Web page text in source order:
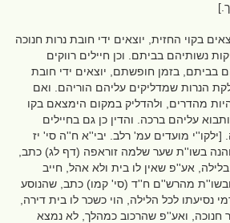
בקוי החזית, יוצאים ידי חובת נרות חנוכה
נשותיהם בביתם. וכן חיילים רווקים
בביתם, בזמן חופשתם, יוצאים ידי חובת
הנרות שמדליקים עליהם הוריהם. ואם
מהדרים, ולהדליק במקום הימצאם בקו
עליהם ברכה. והדין כן גם בחיילים
מועדים עמ' רלב. יבי''א ח''ה סי' יז
בשו''ת שער שלמה זוראפה (דף לג) כתב,
אע''פ שאין לו בית ולא אהל, חייב
מהרש''ם ח''ד (סי' קמו) כתב, שהנוסע
נסיעתו לכל הלילה, הוי כשכר לו בית דירה,
חנוכה, ואע''פ שהרכוב כמהלך, לא נמצא